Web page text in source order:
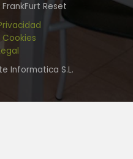
Reset
Informatica S.L.